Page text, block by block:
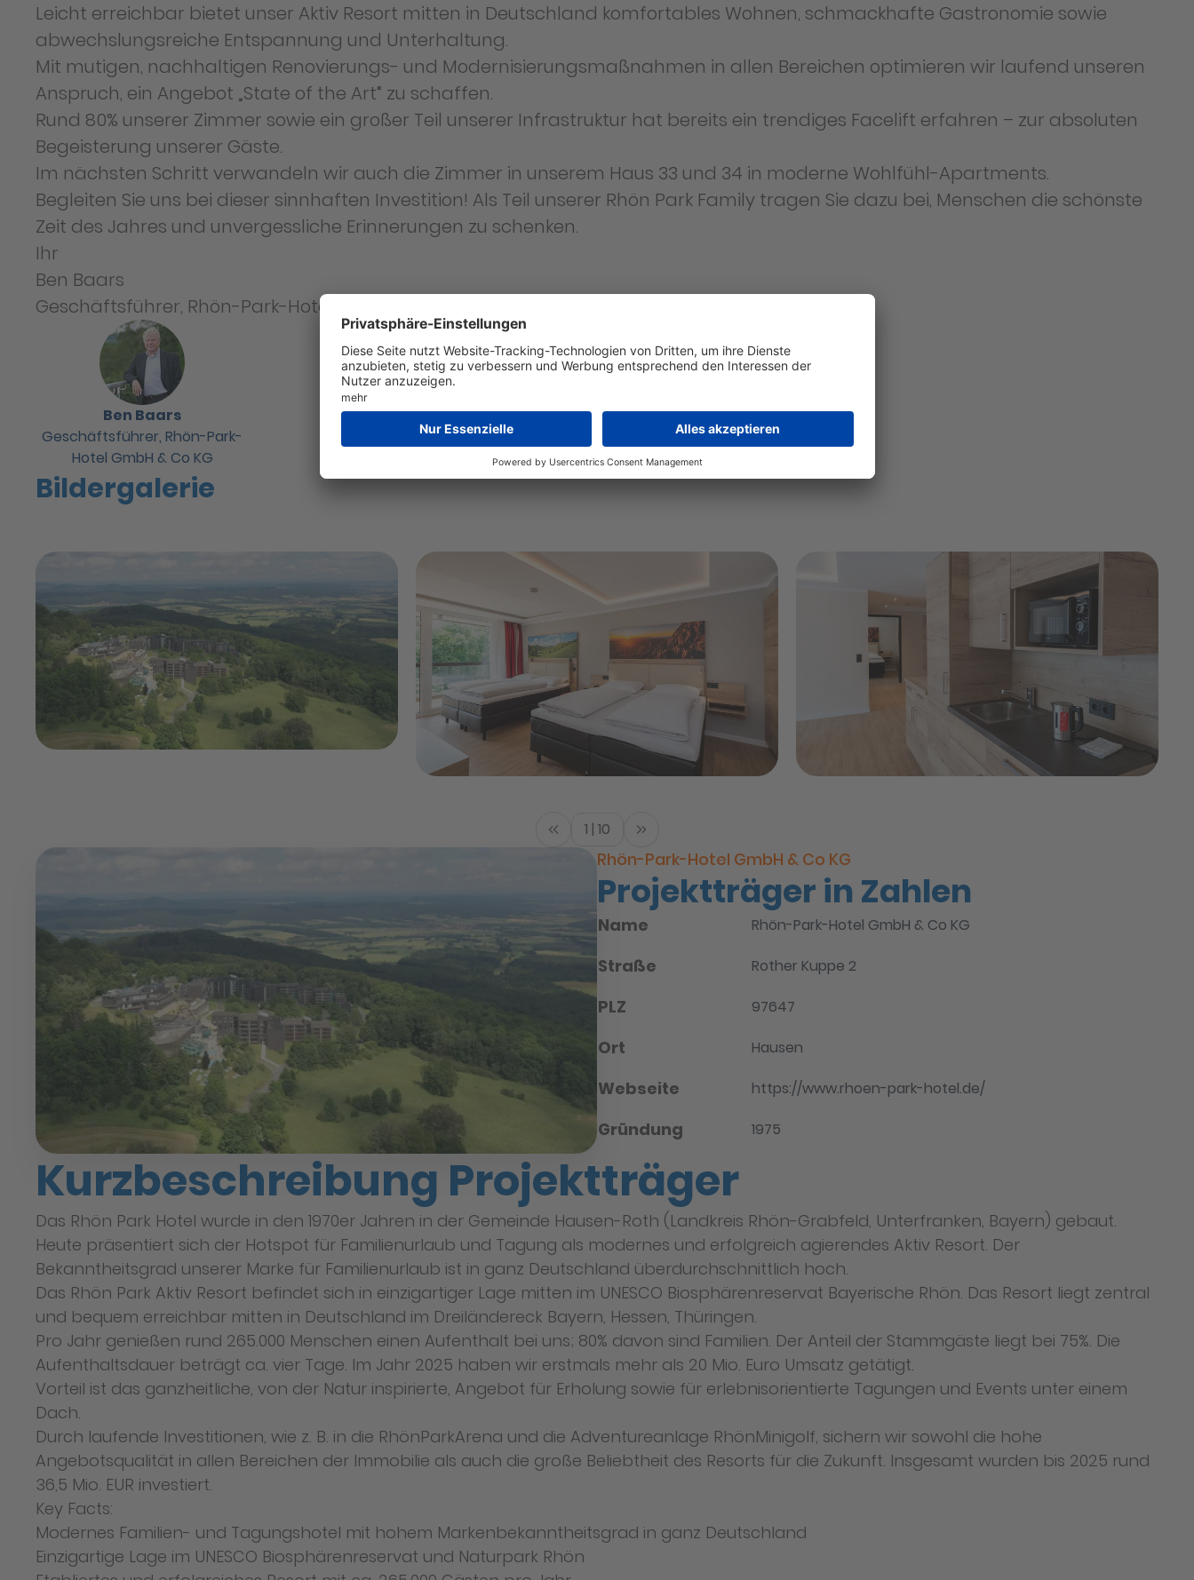
Leicht erreichbar bietet unser Aktiv Resort mitten in Deutschland komfortables Wohnen, schmackhafte Gastronomie sowie
abwechslungsreiche Entspannung und Unterhaltung.
Mit mutigen, nachhaltigen Renovierungs- und Modernisierungsmaßnahmen in allen Bereichen optimieren wir laufend unseren
Anspruch, ein Angebot „State of the Art“ zu schaffen.
Rund 80% unserer Zimmer sowie ein großer Teil unserer Infrastruktur hat bereits ein trendiges Facelift erfahren – zur absoluten
Begeisterung unserer Gäste.
Im nächsten Schritt verwandeln wir auch die Zimmer in unserem Haus 33 und 34 in moderne Wohlfühl-Apartments.
Begleiten Sie uns bei dieser sinnhaften Investition! Als Teil unserer Rhön Park Family tragen Sie dazu bei, Menschen die schönste
Zeit des Jahres und unvergessliche Erinnerungen zu schenken.
Ihr
Ben Baars
Geschäftsführer, Rhön-Park-Hotel GmbH & Co KG
Ben Baars
Geschäftsführer, Rhön-Park-
Hotel GmbH & Co KG
Bildergalerie
1 | 10
Rhön-Park-Hotel GmbH & Co KG
Projektträger in Zahlen
Name Rhön-Park-Hotel GmbH & Co KG
Straße Rother Kuppe 2
PLZ 97647
Ort Hausen
Webseite https://www.rhoen-park-hotel.de/
Gründung 1975
Kurzbeschreibung Projektträger
Das Rhön Park Hotel wurde in den 1970er Jahren in der Gemeinde Hausen-Roth (Landkreis Rhön-Grabfeld, Unterfranken, Bayern) gebaut.
Heute präsentiert sich der Hotspot für Familienurlaub und Tagung als modernes und erfolgreich agierendes Aktiv Resort. Der
Bekanntheitsgrad unserer Marke für Familienurlaub ist in ganz Deutschland überdurchschnittlich hoch.
Das Rhön Park Aktiv Resort befindet sich in einzigartiger Lage mitten im UNESCO Biosphärenreservat Bayerische Rhön. Das Resort liegt zentral
und bequem erreichbar mitten in Deutschland im Dreiländereck Bayern, Hessen, Thüringen.
Pro Jahr genießen rund 265.000 Menschen einen Aufenthalt bei uns; 80% davon sind Familien. Der Anteil der Stammgäste liegt bei 75%. Die
Aufenthaltsdauer beträgt ca. vier Tage. Im Jahr 2025 haben wir erstmals mehr als 20 Mio. Euro Umsatz getätigt.
Vorteil ist das ganzheitliche, von der Natur inspirierte, Angebot für Erholung sowie für erlebnisorientierte Tagungen und Events unter einem
Dach.
Durch laufende Investitionen, wie z. B. in die RhönParkArena und die Adventureanlage RhönMinigolf, sichern wir sowohl die hohe
Angebotsqualität in allen Bereichen der Immobilie als auch die große Beliebtheit des Resorts für die Zukunft. Insgesamt wurden bis 2025 rund
36,5 Mio. EUR investiert.
Key Facts:
Modernes Familien- und Tagungshotel mit hohem Markenbekanntheitsgrad in ganz Deutschland
Einzigartige Lage im UNESCO Biosphärenreservat und Naturpark Rhön